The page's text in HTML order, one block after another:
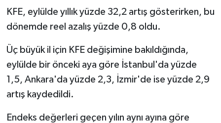
KFE, eylülde yıllık yüzde 32,2 artış gösterirken, bu
dönemde reel azalış yüzde 0,8 oldu.
Üç büyük il için KFE değişimine bakıldığında,
eylülde bir önceki aya göre İstanbul'da yüzde
1,5, Ankara'da yüzde 2,3, İzmir'de ise yüzde 2,9
artış kaydedildi.
Endeks değerleri geçen yılın aynı ayına göre